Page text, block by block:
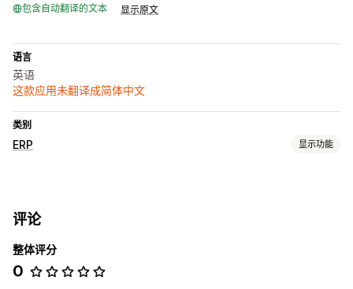
包含自动翻译的文本 显示原文
语言
英语
这款应用未翻译成简体中文
类别
ERP 显示功能
实时同步
会计和财务
评论
整体评分
0